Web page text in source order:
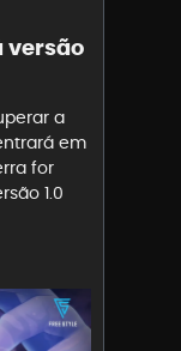
versão
a
em
for
1.0